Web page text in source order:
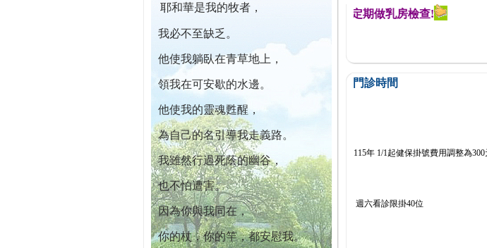
耶和華是我的牧者，
我必不至缺乏。
他使我躺臥在青草地上，
領我在可安歇的水邊。
他使我的靈魂甦醒，
為自己的名引導我走義路。
我雖然行過死蔭的幽谷，
也不怕遭害。
因為你與我同在，
你的杖，你的竿，都安慰我。
本院自開幕迄今已篩檢出1700位乳癌患者,提醒您定期做乳房檢查!
門診時間
115年 1/1起健保掛號費用調整為300
週六看診限掛40位